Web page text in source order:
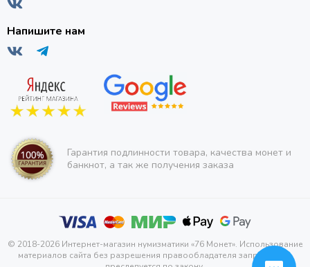
Напишите нам
Гарантия подлинности товара, качества монет и
банкнот, а так же получения заказа
© 2018-2026 Интернет-магазин нумизматики «76 Монет». Использование
материалов сайта без разрешения правообладателя запрещено и